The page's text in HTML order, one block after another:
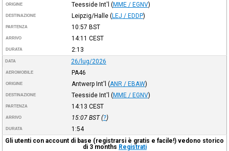
ORIGINE Teesside Int'l (MME / EGNV)
DESTINAZIONE Leipzig/Halle (LEJ / EDDP)
PARTENZA 10:57 BST
ARRIVO 14:11 CEST
DURATA 2:13
DATA 26/lug/2026
AEROMOBILE PA46
ORIGINE Antwerp Int'l (ANR / EBAW)
DESTINAZIONE Teesside Int'l (MME / EGNV)
PARTENZA 14:13 CEST
ARRIVO 15:07 BST(?)
DURATA
1:54
Gli utenti con account di base (registrarsi è gratis e facile!) vedono storico
di 3 months Registrati